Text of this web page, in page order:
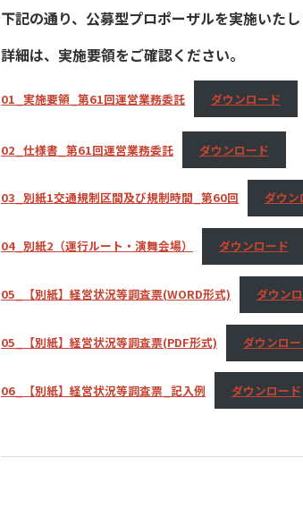
下記の通り、公募型プロポーザルを実施いたし
詳細は、実施要領をご確認ください。
01_実施要領_第61回運営業務委託 ダウンロード
02_仕様書_第61回運営業務委託 ダウンロード
03_別紙1交通規制区間及び規制時間_第60回 ダウン
04_別紙2（運行ルート・演舞会場） ダウンロード
05_【別紙】経営状況等調査票(WORD形式) ダウン
05_【別紙】経営状況等調査票(PDF形式) ダウンロ
06_【別紙】経営状況等調査票_記入例 ダウンロード